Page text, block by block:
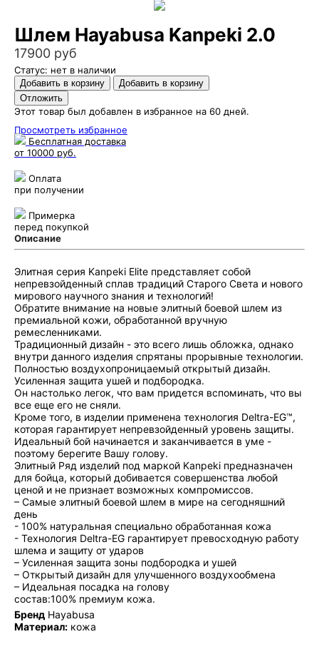
Шлем Hayabusa Kanpeki 2.0
17900 руб
Статус: нет в наличии
Этот товар был добавлен в избранное на 60 дней.
Просмотреть избранное
Бесплатная доставка
от 10000 руб.
Оплата
при получении
Примерка
перед покупкой
Описание
Элитная серия Kanpeki Elite представляет собой
непревзойденный сплав традиций Старого Света и нового
мирового научного знания и технологий!
Обратите внимание на новые элитный боевой шлем из
премиальной кожи, обработанной вручную
ремесленниками.
Традиционный дизайн - это всего лишь обложка, однако
внутри данного изделия спрятаны прорывные технологии.
Полностью воздухопроницаемый открытый дизайн.
Усиленная защита ушей и подбородка.
Он настолько легок, что вам придется вспоминать, что вы
все еще его не сняли.
Кроме того, в изделии применена технология Deltra-EG™,
которая гарантирует непревзойденный уровень защиты.
Идеальный бой начинается и заканчивается в уме -
поэтому берегите Вашу голову.
Элитный Ряд изделий под маркой Kanpeki предназначен
для бойца, который добивается совершенства любой
ценой и не признает возможных компромиссов.
– Самые элитный боевой шлем в мире на сегодняшний
день
- 100% натуральная специально обработанная кожа
- Технология Deltra-EG гарантирует превосходную работу
шлема и защиту от ударов
– Усиленная защита зоны подбородка и ушей
– Открытый дизайн для улучшенного воздухообмена
– Идеальная посадка на голову
состав:100% премиум кожа.
Бренд Hayabusa
Материал: кожа